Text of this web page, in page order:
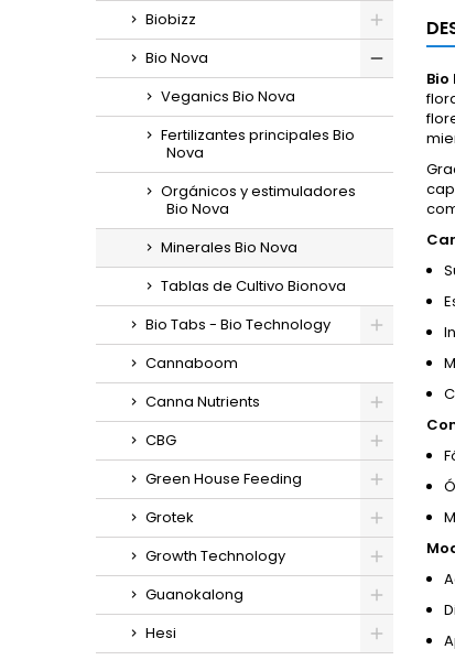
Biobizz
Bio Nova
Veganics Bio Nova
Fertilizantes principales Bio
Nova
Orgánicos y estimuladores
Bio Nova
Minerales Bio Nova
Tablas de Cultivo Bionova
Bio Tabs - Bio Technology
Cannaboom
Canna Nutrients
CBG
Green House Feeding
Grotek
Growth Technology
Guanokalong
Hesi
Bio